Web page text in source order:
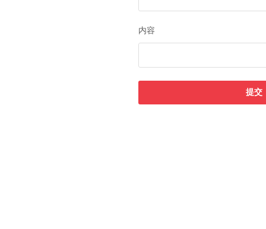
内容
提交